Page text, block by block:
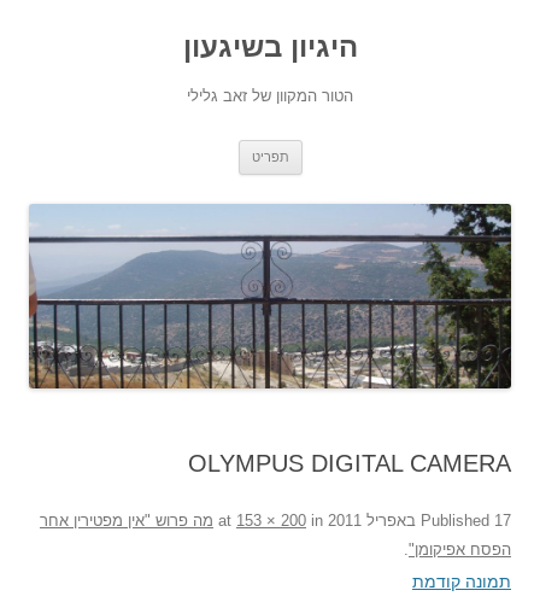
היגיון בשיגעון
הטור המקוון של זאב גלילי
תפריט
OLYMPUS DIGITAL CAMERA
Published 17 באפריל 2011 153 × 200 in
מה פרוש "אין מפטירין אחר
הפסח אפיקומן"
תמונה קודמת